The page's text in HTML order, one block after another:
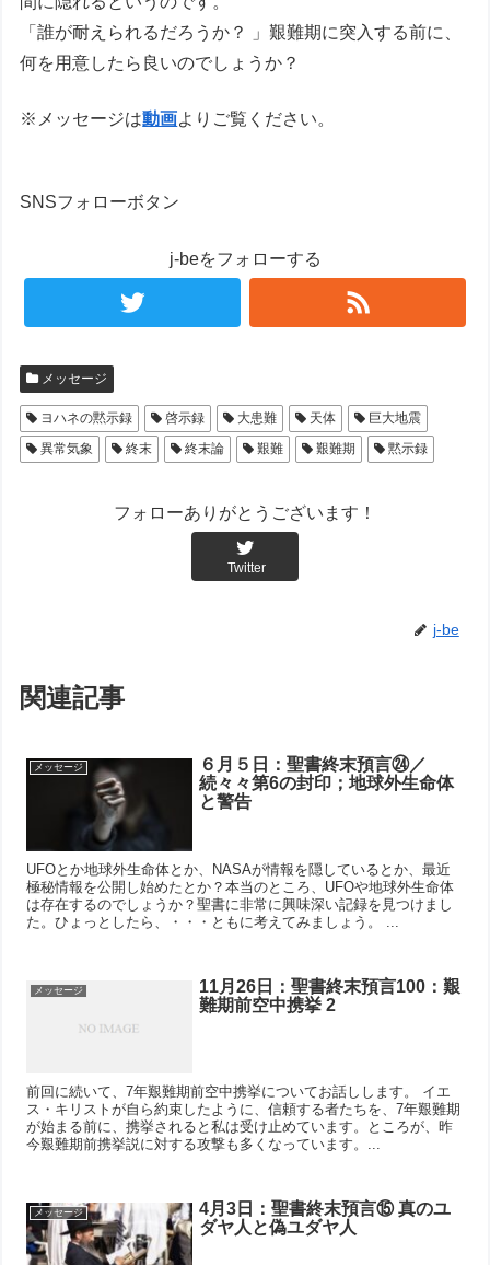
「誰が耐えられるだろうか？ 」艱難期に突入する前に、
何を用意したら良いのでしょうか？
※メッセージは動画よりご覧ください。
SNSフォローボタン
j-beをフォローする
メッセージ
ヨハネの黙示録 啓示録 大患難 天体
巨大地震
異常気象
終末 終末論 艱難 艱難期 黙示録
フォローありがとうございます！
Twitter
j-be
関連記事
メッセージ
６月５日：聖書終末預言㉔／
続々々第6の封印；地球外生命体
と警告
UFOとか地球外生命体とか、NASAが情報を隠しているとか、最近
極秘情報を公開し始めたとか？本当のところ、UFOや地球外生命体
は存在するのでしょうか？聖書に非常に興味深い記録を見つけまし
た。ひょっとしたら、・・・ともに考えてみましょう。 ...
メッセージ
11月26日：聖書終末預言100：艱
難期前空中携挙 2
前回に続いて、7年艱難期前空中携挙についてお話しします。 イエ
ス・キリストが自ら約束したように、信頼する者たちを、7年艱難期
が始まる前に、携挙されると私は受け止めています。ところが、昨
今艱難期前携挙説に対する攻撃も多くなっています。...
メッセージ
4月3日：聖書終末預言⑮ 真のユ
ダヤ人と偽ユダヤ人